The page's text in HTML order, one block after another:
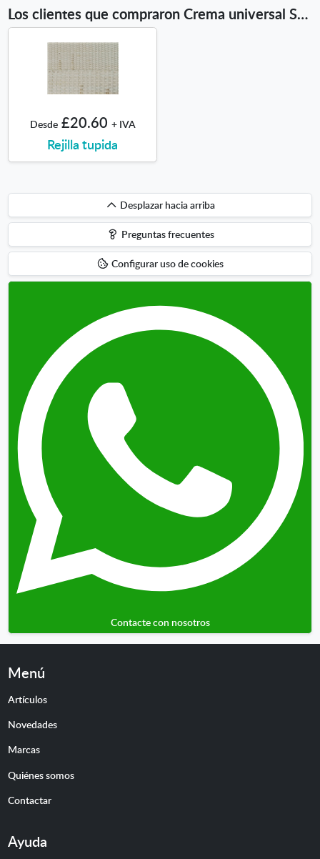
Los clientes que compraron Crema universal Saphir 150ml también compraron
Desde £20.60 + IVA
Rejilla tupida
Desplazar
hacia
arriba
Desplazar hacia arriba
Preguntas frecuentes
Configurar uso de cookies
Contacte con nosotros
Menú
Artículos
Novedades
Marcas
Quiénes somos
Contactar
Ayuda